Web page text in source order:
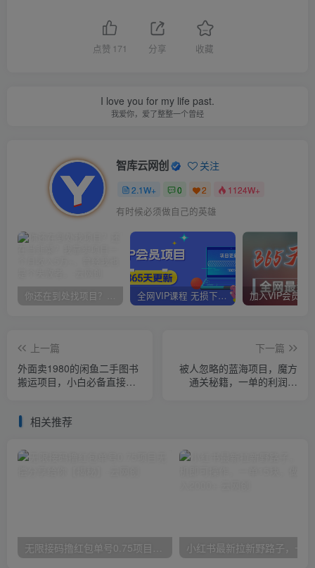
点赞 171 分享 收藏
I love you for my life past.
我爱你，爱了整整一个曾经
智库云网创 关注
2.1W+ 0 2 1124W+
有时候必须做自己的英雄
你还在到处找项目？还在当韭菜？我靠卖项目一个月收入5万+，曾经我也是个失败者。 全网VIP课程 无损下载~
上一篇
外面卖1980的闲鱼二手图书
搬运项目，小白必备直接搬
下一篇
被人忽略的蓝海项目，魔方
通关秘籍，一单的利润有
相关推荐
无限接码撸红包单号0.75项目无偿分享给你【揭秘】